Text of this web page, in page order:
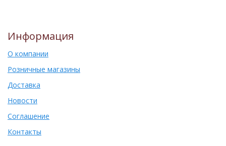
Информация
О компании
Розничные магазины
Доставка
Новости
Соглашение
Контакты